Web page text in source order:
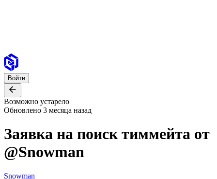
Войти
Возможно устарело
Обновлено 3 месяца назад
Заявка на поиск тиммейта от
@Snowman
Snowman